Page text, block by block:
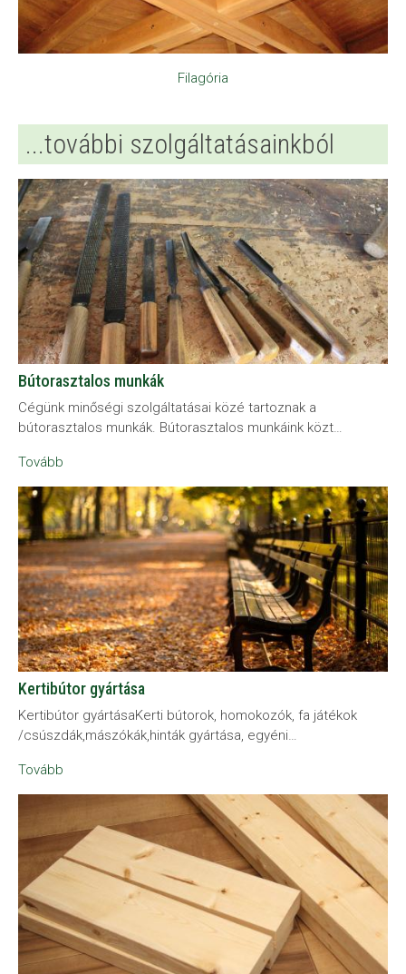
Filagória
...további szolgáltatásainkból
Bútorasztalos munkák
Cégünk minőségi szolgáltatásai közé tartoznak a
bútorasztalos munkák. Bútorasztalos munkáink közt…
Tovább
Kertibútor gyártása
Kertibútor gyártásaKerti bútorok, homokozók, fa játékok
/csúszdák,mászókák,hinták gyártása, egyéni…
Tovább